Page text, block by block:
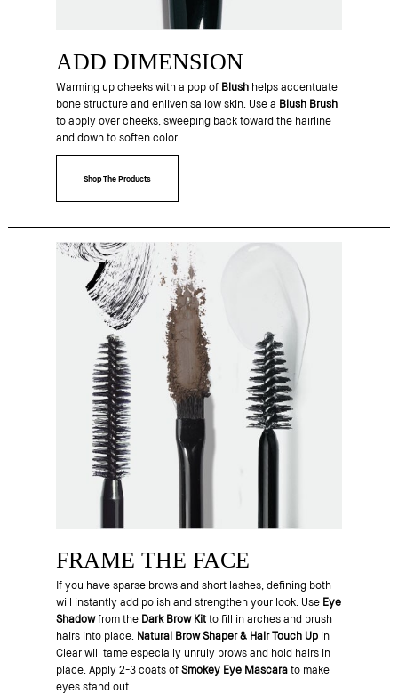
ADD DIMENSION
Warming up cheeks with a pop of Blush helps accentuate
bone structure and enliven sallow skin. Use a Blush Brush
to apply over cheeks, sweeping back toward the hairline
and down to soften color.
Shop The Products
FRAME THE FACE
If you have sparse brows and short lashes, defining both
will instantly add polish and strengthen your look. Use Eye
Shadowfrom the Dark Brow Kitto fill in arches and brush
hairs into place. Natural Brow Shaper & Hair Touch Up in
Clear will tame especially unruly brows and hold hairs in
place. Apply 2-3 coats of Smokey Eye Mascarato make
eyes stand out.